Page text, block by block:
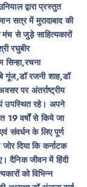
द्वारा प्रस्तुत
सत्र में मुरादाबाद की
मंच से जुड़े साहित्यकारों
रघुबीर
गूंज,डॉ रजनी शाह,डॉ
पर अंतर्राष्ट्रीय
उपस्थित रहे। अपने
19 वर्षों से किये जा
संवर्धन के लिए पूर्ण
दिया कि कर्नाटक
दैनिक जीवन में हिंदी
को विभिन्न